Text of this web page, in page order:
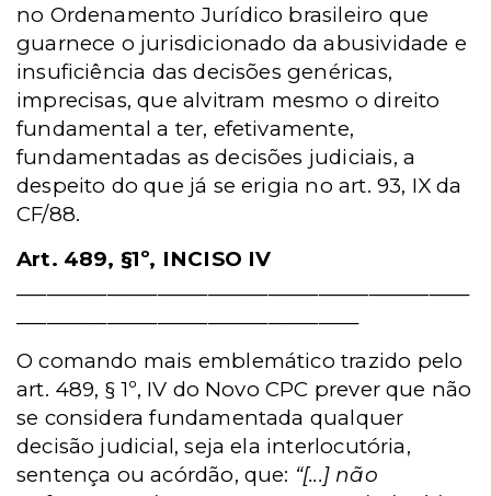
no Ordenamento Jurídico brasileiro que
guarnece o jurisdicionado da abusividade e
insuficiência das decisões genéricas,
imprecisas, que alvitram mesmo o direito
fundamental a ter, efetivamente,
fundamentadas as decisões judiciais, a
despeito do que já se erigia no art. 93, IX da
CF/88.
Art. 489, §1º, INCISO IV
O comando mais emblemático trazido pelo
art. 489, § 1º, IV do Novo CPC prever que não
se considera fundamentada qualquer
decisão judicial, seja ela interlocutória,
sentença ou acórdão, que: “[...] não